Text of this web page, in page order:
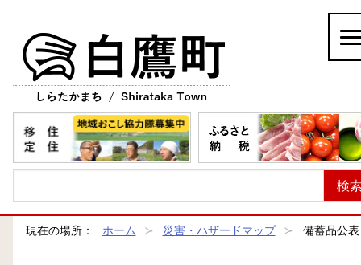
現在の場所： ホーム 災害・ハザードマップ 備蓄品公表